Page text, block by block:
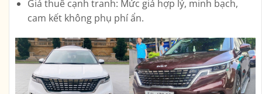
Giá thuê cạnh tranh: Mức giá hợp lý, minh bạch,
cam kết không phụ phí ẩn.